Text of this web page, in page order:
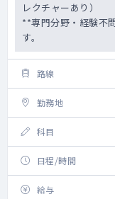
レクチャーあり）
**専門分野・経験不
す。
路線
勤務地
科目
日程/時間
給与